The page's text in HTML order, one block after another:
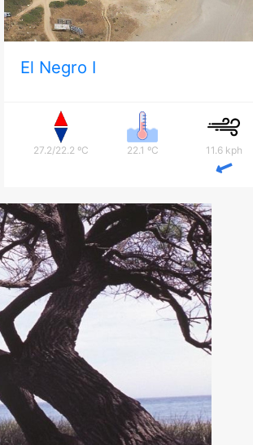
El Negro I
27.2/22.2 ºC 22.1 ºC 11.6 kph